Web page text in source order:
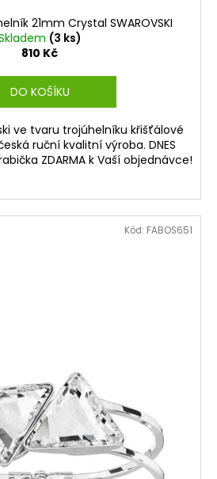
21mm Crystal SWAROVSKI
(3 ks)
810 Kč
DO KOŠÍKU
ve tvaru trojúhelníku křišťálové
ruční kvalitní výroba. DNES
ZDARMA k Vaší objednávce!
Kód: FABOS651